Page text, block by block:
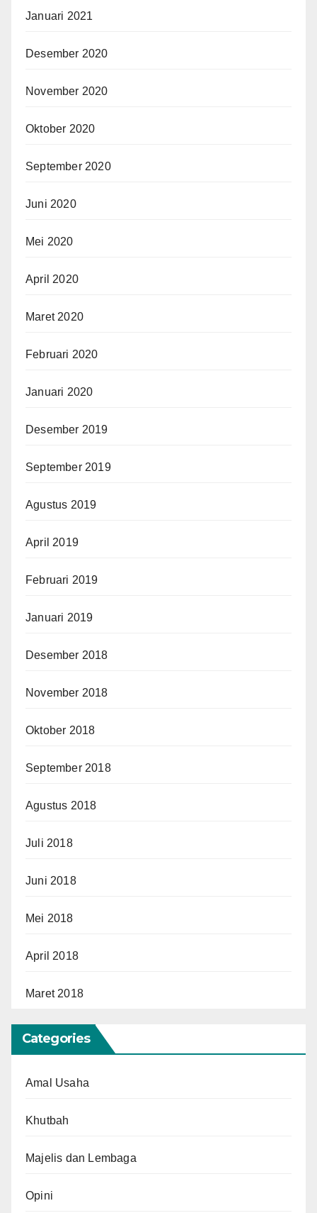
Januari 2021
Desember 2020
November 2020
Oktober 2020
September 2020
Juni 2020
Mei 2020
April 2020
Maret 2020
Februari 2020
Januari 2020
Desember 2019
September 2019
Agustus 2019
April 2019
Februari 2019
Januari 2019
Desember 2018
November 2018
Oktober 2018
September 2018
Agustus 2018
Juli 2018
Juni 2018
Mei 2018
April 2018
Maret 2018
Categories
Amal Usaha
Khutbah
Majelis dan Lembaga
Opini